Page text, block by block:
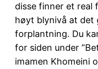
disse finner et real
høyt blynivå at det
forplantning. Du
for siden under
imamen Khomeini